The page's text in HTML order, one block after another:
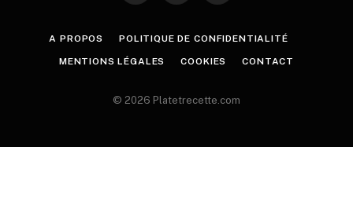
A PROPOS POLITIQUE DE CONFIDENTIALITÉ
MENTIONS LÉGALES COOKIES CONTACT
© 2026 Platetrecette.com